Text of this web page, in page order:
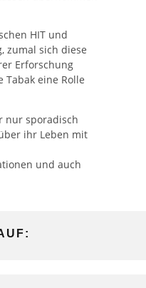
HIT und
zumal sich diese
Erforschung
eine Rolle
nur sporadisch
ihr Leben mit
und auch